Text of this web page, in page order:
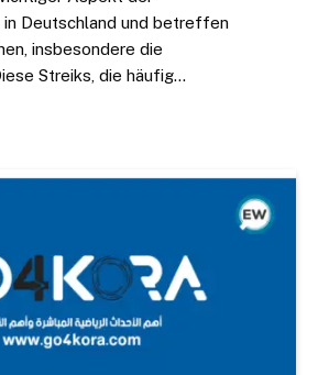
in Deutschland und betreffen
insbesondere die
Streiks, die häufig…